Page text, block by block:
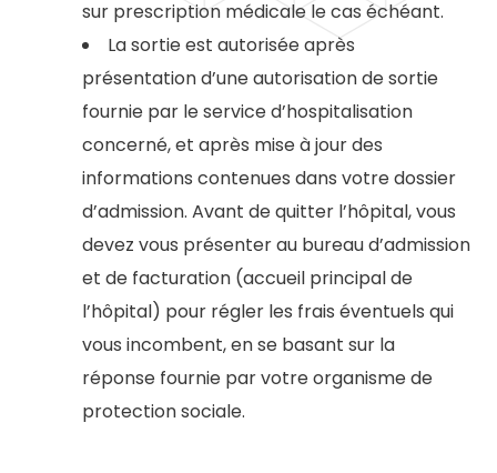
sur prescription médicale le cas échéant.
La sortie est autorisée après
présentation d’une autorisation de sortie
fournie par le service d’hospitalisation
concerné, et après mise à jour des
informations contenues dans votre dossier
d’admission. Avant de quitter l’hôpital, vous
devez vous présenter au bureau d’admission
et de facturation (accueil principal de
l’hôpital) pour régler les frais éventuels qui
vous incombent, en se basant sur la
réponse fournie par votre organisme de
protection sociale.